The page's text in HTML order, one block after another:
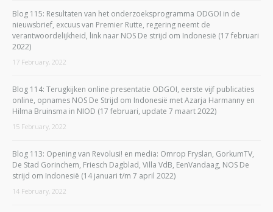
Blog 115: Resultaten van het onderzoeksprogramma ODGOI in de
nieuwsbrief, excuus van Premier Rutte, regering neemt de
verantwoordelijkheid, link naar NOS De strijd om Indonesië (17 februari
2022)
17 February, 2022
Blog 114: Terugkijken online presentatie ODGOI, eerste vijf publicaties
online, opnames NOS De Strijd om Indonesië met Azarja Harmanny en
Hilma Bruinsma in NIOD (17 februari, update 7 maart 2022)
15 February, 2022
Blog 113: Opening van Revolusi! en media: Omrop Fryslan, GorkumTV,
De Stad Gorinchem, Friesch Dagblad, Villa VdB, EenVandaag, NOS De
strijd om Indonesië (14 januari t/m 7 april 2022)
14 February, 2022